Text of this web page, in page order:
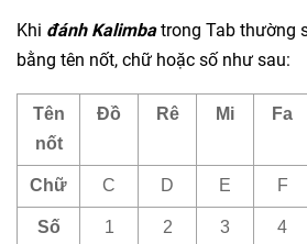
Khi đánh Kalimbatrong Tab thường
bằng tên nốt, chữ hoặc số như sau:
Tên
nốt
Đồ Rê Mi Fa
Chữ C D E F
Số 1 2 3 4